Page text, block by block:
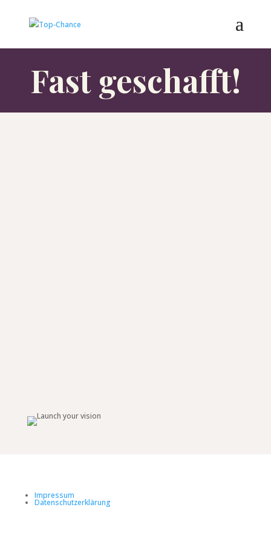
Fast geschafft!
Impressum
Datenschutzerklärung